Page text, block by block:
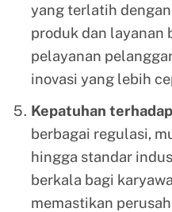
yang terlatih
produk dan
pelayanan
inovasi yang lebih
Kepatuhan
berbagai regulasi,
hingga standar
berkala bagi
memastikan